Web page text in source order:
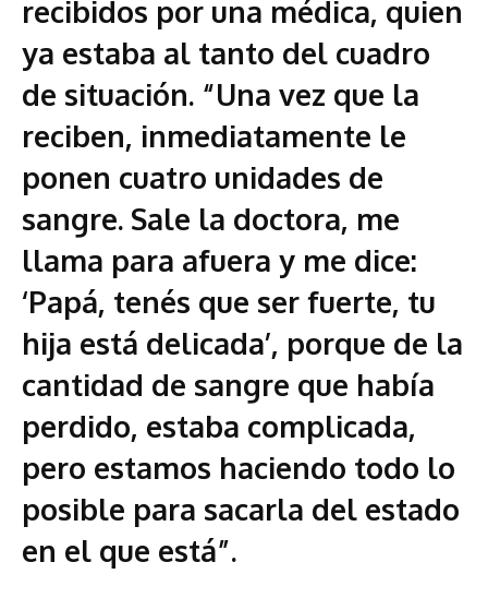
recibidos por una médica, quien
ya estaba al tanto del cuadro
de situación. “Una vez que la
reciben, inmediatamente le
ponen cuatro unidades de
sangre. Sale la doctora, me
llama para afuera y me dice:
‘Papá, tenés que ser fuerte, tu
hija está delicada’, porque de la
cantidad de sangre que había
perdido, estaba complicada,
pero estamos haciendo todo lo
posible para sacarla del estado
en el que está”.